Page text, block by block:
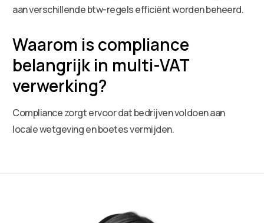
aan verschillende btw-regels efficiënt worden beheerd.
Waarom is compliance
belangrijk in multi-VAT
verwerking?
Compliance zorgt ervoor dat bedrijven voldoen aan
locale wetgeving en boetes vermijden.